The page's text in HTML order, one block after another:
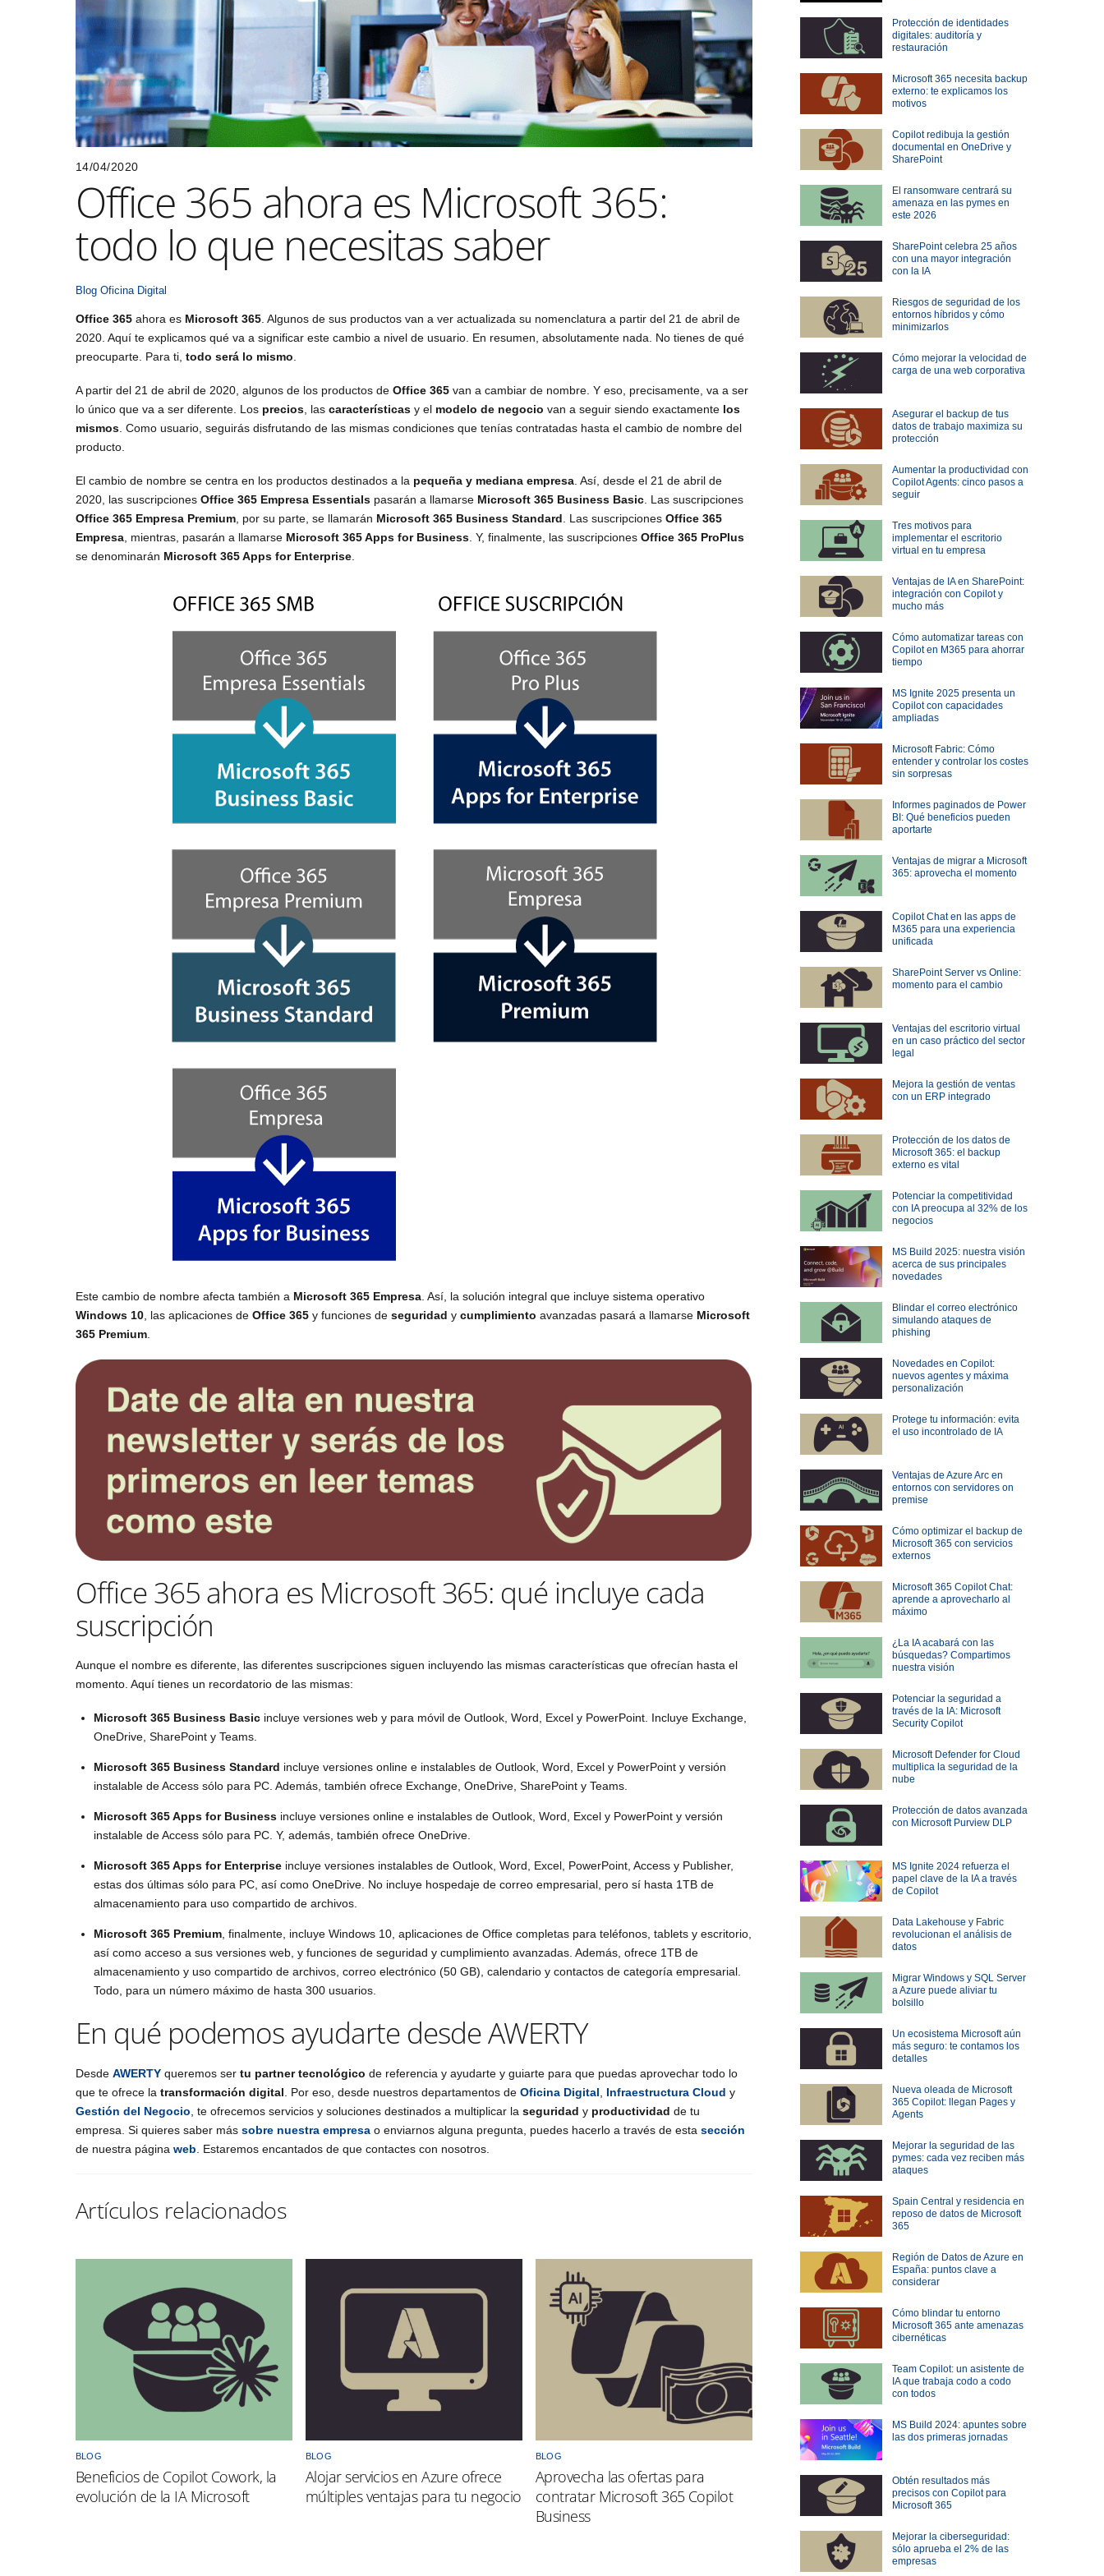
14/04/2020
Office 365 ahora es Microsoft 365:
todo lo que necesitas saber
Blog Oficina Digital
Office 365 ahora es Microsoft 365 . Algunos de sus productos van a ver actualizada su nomenclatura a partir del 21 de abril de
2020. Aquí te explicamos qué va a significar este cambio a nivel de usuario. En resumen, absolutamente nada. No tienes de qué
preocuparte. Para ti, todo será lo mismo
A partir del 21 de abril de 2020, algunos de los productos de Office 365 van a cambiar de nombre. Y eso, precisamente, va a ser
lo único que va a ser diferente. Los precios , las características y el modelo de negocio van a seguir siendo exactamente los
mismos . Como usuario, seguirás disfrutando de las mismas condiciones que tenías contratadas hasta el cambio de nombre del
producto.
El cambio de nombre se centra en los productos destinados a la pequeña y mediana empresa . Así, desde el 21 de abril de
2020, las suscripciones Office 365 Empresa Essentials pasarán a llamarse Microsoft 365 Business Basic . Las suscripciones
Office 365 Empresa Premium , por su parte, se llamarán Microsoft 365 Business Standard . Las suscripciones Office 365
Empresa , mientras, pasarán a llamarse Microsoft 365 Apps for Business . Y, finalmente, las suscripciones Office 365 ProPlus
se denominarán Microsoft 365 Apps for Enterprise
Este cambio de nombre afecta también a Microsoft 365 Empresa. Así, la solución integral que incluye sistema operativo
Windows 10, las aplicaciones de Office 365 y funciones de seguridad y cumplimiento avanzadas pasará a llamarse Microsoft
365 Premium.
Office 365 ahora es Microsoft 365: qué incluye cada
suscripción
Aunque el nombre es diferente, las diferentes suscripciones siguen incluyendo las mismas características que ofrecían hasta el
momento. Aquí tienes un recordatorio de las mismas:
Microsoft 365 Business Basic incluye versiones web y para móvil de Outlook, Word, Excel y PowerPoint. Incluye Exchange,
OneDrive, SharePoint y Teams.
Microsoft 365 Business Standard incluye versiones online e instalables de Outlook, Word, Excel y PowerPoint y versión
instalable de Access sólo para PC. Además, también ofrece Exchange, OneDrive, SharePoint y Teams.
Microsoft 365 Apps for Business incluye versiones online e instalables de Outlook, Word, Excel y PowerPoint y versión
instalable de Access sólo para PC. Y, además, también ofrece OneDrive.
Microsoft 365 Apps for Enterprise incluye versiones instalables de Outlook, Word, Excel, PowerPoint, Access y Publisher,
estas dos últimas sólo para PC, así como OneDrive. No incluye hospedaje de correo empresarial, pero sí hasta 1TB de
almacenamiento para uso compartido de archivos.
Microsoft 365 Premium, finalmente, incluye Windows 10, aplicaciones de Office completas para teléfonos, tablets y escritorio,
así como acceso a sus versiones web, y funciones de seguridad y cumplimiento avanzadas. Además, ofrece 1TB de
almacenamiento y uso compartido de archivos, correo electrónico (50 GB), calendario y contactos de categoría empresarial.
Todo, para un número máximo de hasta 300 usuarios.
En qué podemos ayudarte desde AWERTY
Desde AWERTY queremos ser tu partner tecnológico de referencia y ayudarte y guiarte para que puedas aprovechar todo lo
que te ofrece la transformación digital . Por eso, desde nuestros departamentos de Oficina Digital Infraestructura Cloud y
Gestión del Negocio , te ofrecemos servicios y soluciones destinados a multiplicar la seguridad y productividad de tu
empresa. Si quieres saber más sobre nuestra empresa o enviarnos alguna pregunta, puedes hacerlo a través de esta sección
de nuestra página web . Estaremos encantados de que contactes con nosotros.
BLOG
Beneficios de Copilot Cowork, la
evolución de la IA Microsoft
BLOG
Alojar servicios en Azure ofrece
múltiples ventajas para tu negocio
BLOG
Aprovecha las ofertas para
contratar Microsoft 365 Copilot
Business
Protección de identidades
digitales: auditoría y
restauración
Microsoft 365 necesita backup
externo: te explicamos los
motivos
Copilot redibuja la gestión
documental en OneDrive y
SharePoint
El ransomware centrará su
amenaza en las pymes en
este 2026
SharePoint celebra 25 años
con una mayor integración
con la IA
Riesgos de seguridad de los
entornos híbridos y cómo
minimizarlos
Cómo mejorar la velocidad de
carga de una web corporativa
Asegurar el backup de tus
datos de trabajo maximiza su
protección
Aumentar la productividad con
Copilot Agents: cinco pasos a
seguir
Tres motivos para
implementar el escritorio
virtual en tu empresa
Ventajas de IA en SharePoint:
integración con Copilot y
mucho más
Cómo automatizar tareas con
Copilot en M365 para ahorrar
tiempo
MS Ignite 2025 presenta un
Copilot con capacidades
ampliadas
Microsoft Fabric: Cómo
entender y controlar los costes
sin sorpresas
Informes paginados de Power
BI: Qué beneficios pueden
aportarte
Ventajas de migrar a Microsoft
365: aprovecha el momento
Copilot Chat en las apps de
M365 para una experiencia
unificada
SharePoint Server vs Online:
momento para el cambio
Ventajas del escritorio virtual
en un caso práctico del sector
legal
Mejora la gestión de ventas
con un ERP integrado
Protección de los datos de
Microsoft 365: el backup
externo es vital
Potenciar la competitividad
con IA preocupa al 32% de los
negocios
MS Build 2025: nuestra visión
acerca de sus principales
novedades
Blindar el correo electrónico
simulando ataques de
phishing
Novedades en Copilot:
nuevos agentes y máxima
personalización
Protege tu información: evita
el uso incontrolado de IA
Ventajas de Azure Arc en
entornos con servidores on
premise
Cómo optimizar el backup de
Microsoft 365 con servicios
externos
Microsoft 365 Copilot Chat:
aprende a aprovecharlo al
máximo
¿La IA acabará con las
búsquedas? Compartimos
nuestra visión
Potenciar la seguridad a
través de la IA: Microsoft
Security Copilot
Microsoft Defender for Cloud
multiplica la seguridad de la
nube
Protección de datos avanzada
con Microsoft Purview DLP
MS Ignite 2024 refuerza el
papel clave de la IA a través
de Copilot
Data Lakehouse y Fabric
revolucionan el análisis de
datos
Migrar Windows y SQL Server
a Azure puede aliviar tu
bolsillo
Un ecosistema Microsoft aún
más seguro: te contamos los
detalles
Nueva oleada de Microsoft
365 Copilot: llegan Pages y
Agents
Mejorar la seguridad de las
pymes: cada vez reciben más
ataques
Spain Central y residencia en
reposo de datos de Microsoft
365
Región de Datos de Azure en
España: puntos clave a
considerar
Cómo blindar tu entorno
Microsoft 365 ante amenazas
cibernéticas
Team Copilot: un asistente de
IA que trabaja codo a codo
con todos
MS Build 2024: apuntes sobre
las dos primeras jornadas
Obtén resultados más
precisos con Copilot para
Microsoft 365
Mejorar la ciberseguridad:
sólo aprueba el 2% de las
empresas